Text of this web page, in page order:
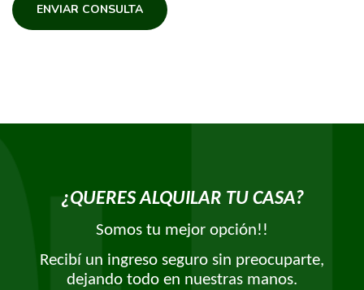
ENVIAR CONSULTA
¿QUERES ALQUILAR TU CASA?
Somos tu mejor opción!!
Recibí un ingreso seguro sin preocuparte,
dejando todo en nuestras manos.